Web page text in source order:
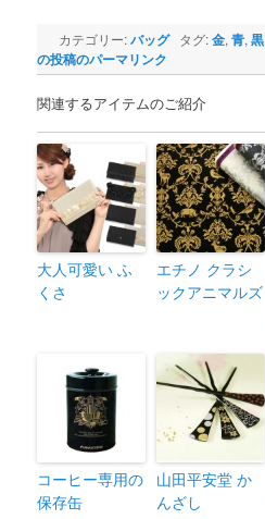
カテゴリー:バッグタグ:金,青,黒
の投稿のパーマリンク
関連するアイテムのご紹介
大人可愛い ふ
くさ
エチノ クラシ
ックアニマルズ
コーヒー専用の
保存缶
山田平安堂 か
んざし